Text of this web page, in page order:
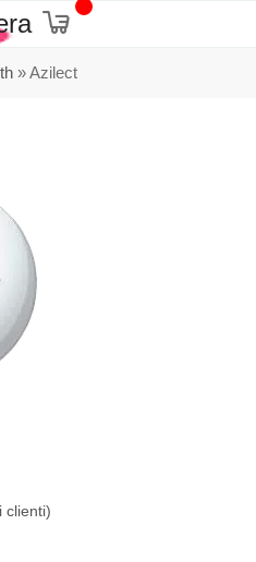
»Azilect
clienti)